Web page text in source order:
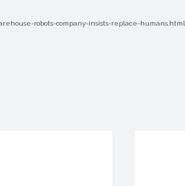
robots-company-insists-replace-humans.html